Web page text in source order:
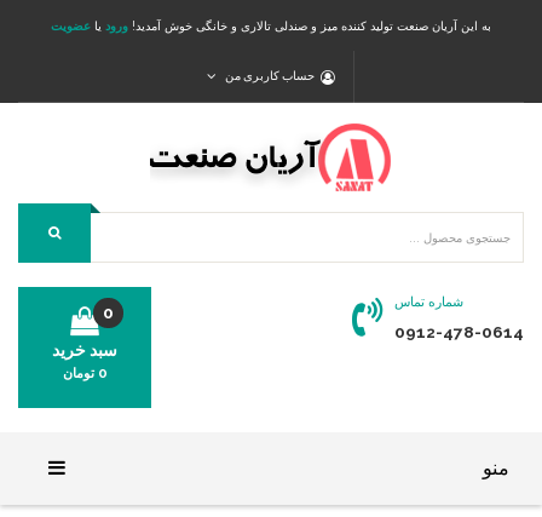
به این آریان صنعت تولید کننده میز و صندلی تالاری و خانگی خوش آمدید! ورود یا عضویت
حساب کاربری من
شماره تماس
0912-478-0614
سبد خرید
0
0 تومان
منو